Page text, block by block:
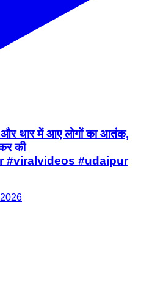
और थार में आए लोगों का आतंक,
की
#viralvideos #udaipur